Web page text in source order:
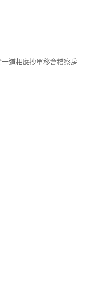
道相應抄單移會稽察房